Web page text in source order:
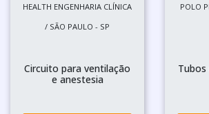
HEALTH ENGENHARIA CLÍNICA
/ SÃO PAULO - SP
Circuito para ventilação
e anestesia
POLO